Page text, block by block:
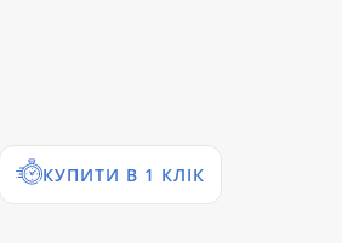
КУПИТИ В 1 КЛІК